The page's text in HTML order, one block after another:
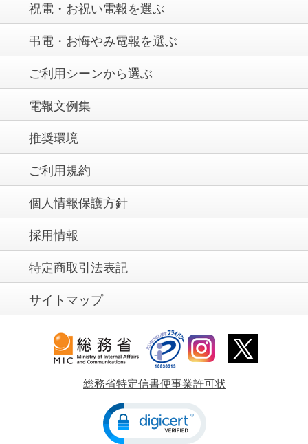
祝電・お祝い電報を選ぶ
弔電・お悔やみ電報を選ぶ
ご利用シーンから選ぶ
電報文例集
推奨環境
ご利用規約
個人情報保護方針
採用情報
特定商取引法表記
サイトマップ
総務省特定信書便事業許可状